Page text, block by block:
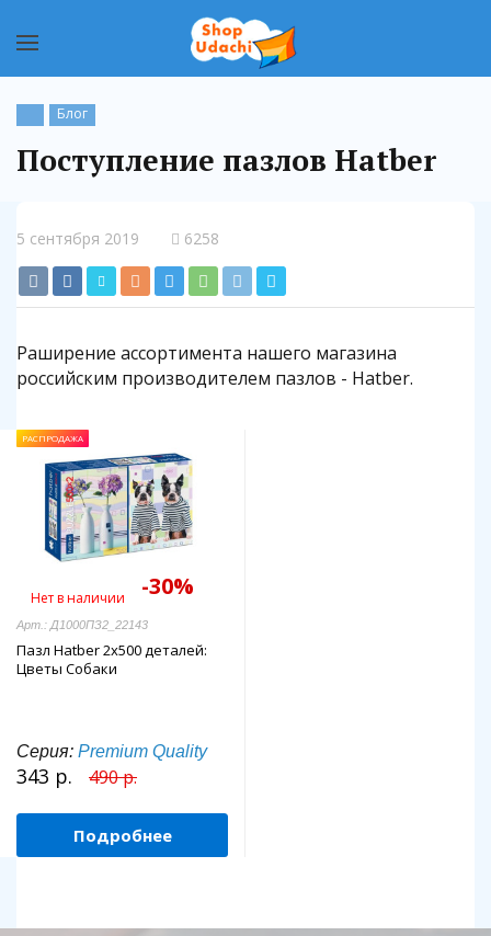
Блог
Поступление пазлов Hatber
5 сентября 2019 6258
Раширение ассортимента нашего магазина
российским производителем пазлов - Hatber.
РАСПРОДАЖА
-30%
Нет в наличии
Арт.: Д1000ПЗ2_22143
Пазл Hatber 2х500 деталей:
Цветы Собаки
Серия: Premium Quality
343 р. 490 р.
Подробнее